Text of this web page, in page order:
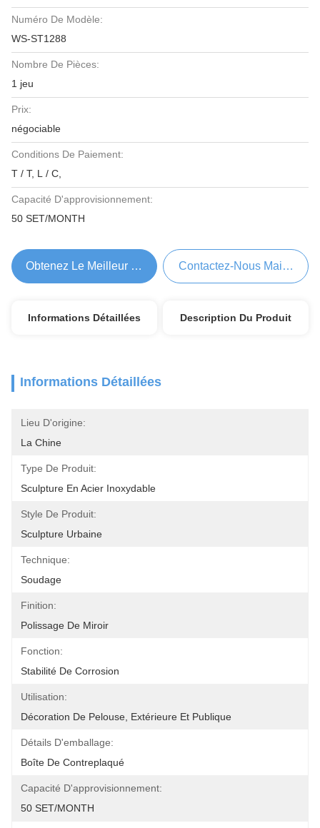
Numéro De Modèle:
WS-ST1288
Nombre De Pièces:
1 jeu
Prix:
négociable
Conditions De Paiement:
T / T, L / C,
Capacité D'approvisionnement:
50 SET/MONTH
Obtenez Le Meilleur Prix Contactez-Nous Maintenant
Informations Détaillées Description Du Produit
Informations Détaillées
Lieu D'origine:
La Chine
Type De Produit:
Sculpture En Acier Inoxydable
Style De Produit:
Sculpture Urbaine
Technique:
Soudage
Finition:
Polissage De Miroir
Fonction:
Stabilité De Corrosion
Utilisation:
Décoration De Pelouse, Extérieure Et Publique
Détails D'emballage:
Boîte De Contreplaqué
Capacité D'approvisionnement:
50 SET/MONTH